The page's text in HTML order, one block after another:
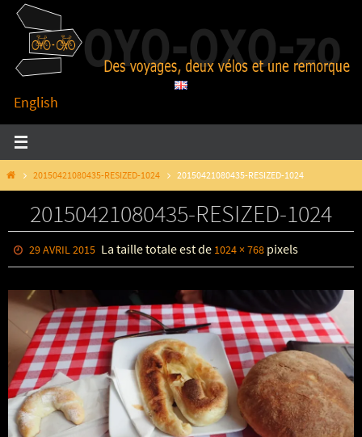
Passer
contenu
English
HOME20150421080435-RESIZED-1024 20150421080435-RESIZED-1024
20150421080435-RESIZED-1024
29 AVRIL 2015 La taille totale est de 1024 × 768 pixels